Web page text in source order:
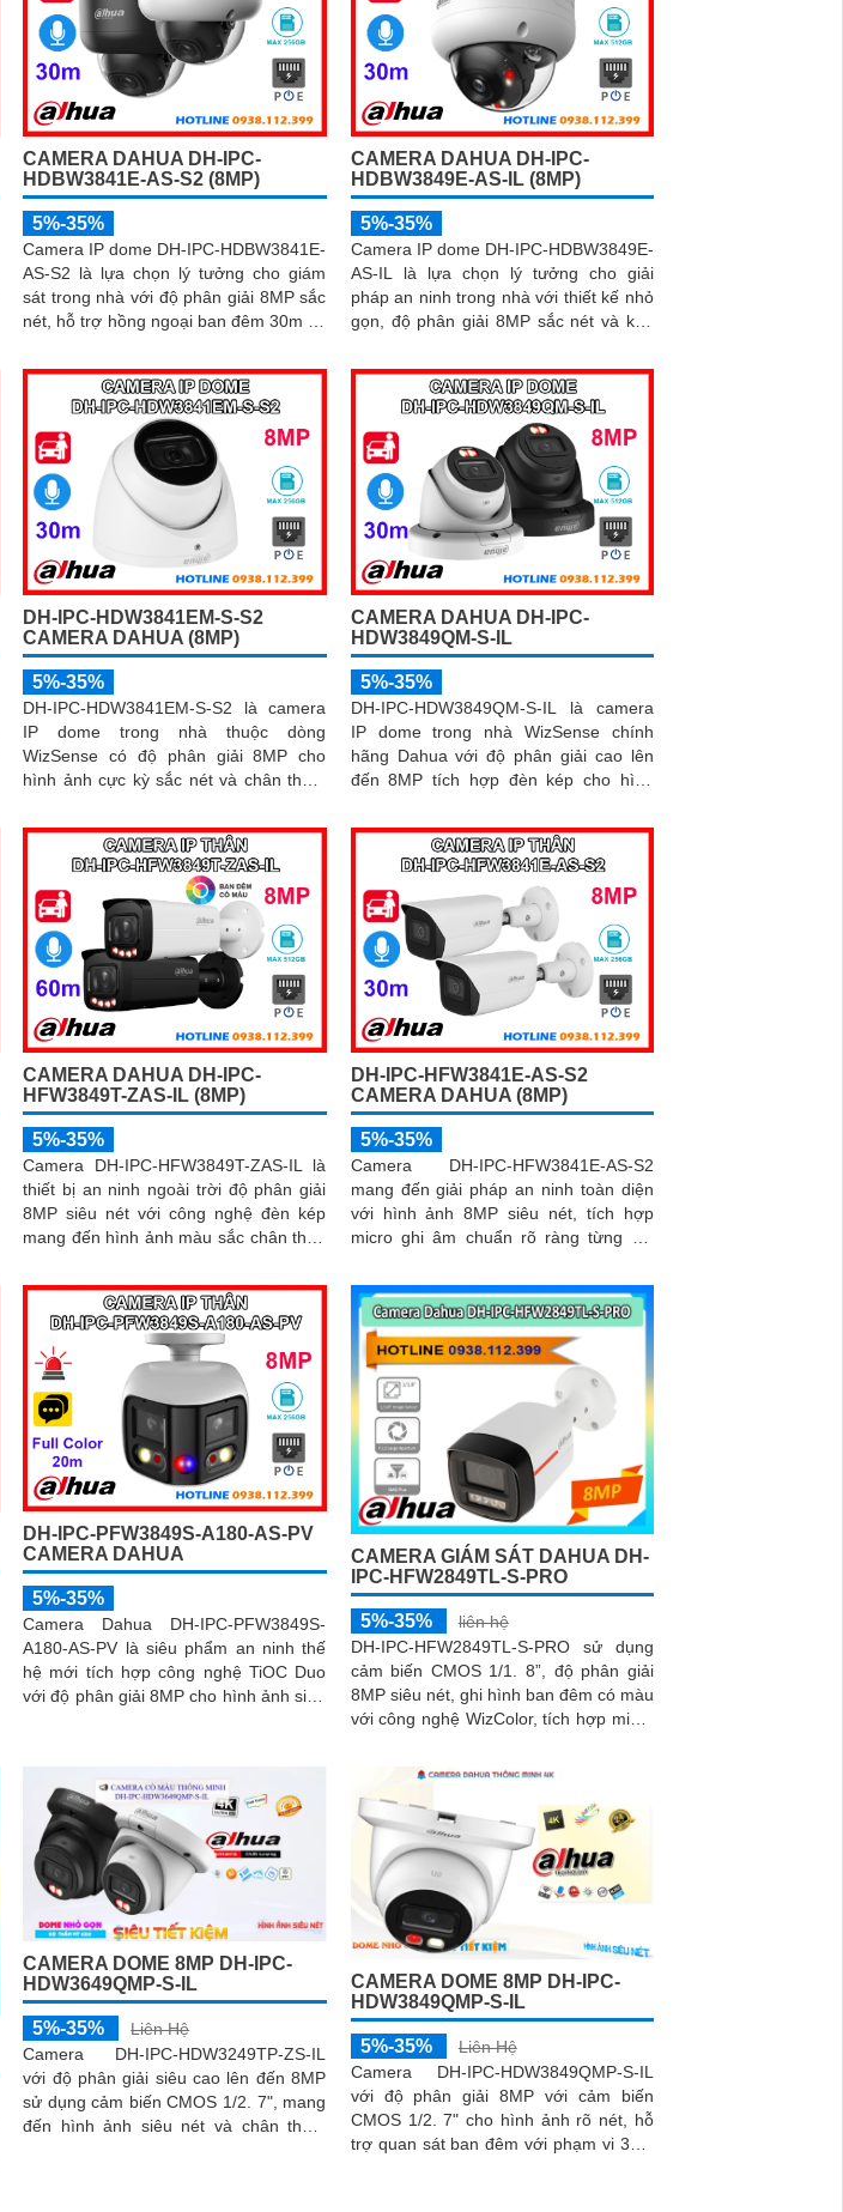
CAMERA DAHUA DH-IPC-
HDBW3841E-AS-S2 (8MP)
5%-35%
Camera IP dome DH-IPC-HDBW3841E-
AS-S2 là lựa chọn lý tưởng cho giám
sát trong nhà với độ phân giải 8MP sắc
nét, hỗ trợ hồng ngoại ban đêm 30m và
nghệ AI thông minh, camera có khả
năng nhận diện và phân biệt chuyển
động của người và phương tiện, tăng
độ chính xác trong cảnh báo an ninh
CAMERA DAHUA DH-IPC-
HDBW3849E-AS-IL (8MP)
5%-35%
Camera IP dome DH-IPC-HDBW3849E-
AS-IL là lựa chọn lý tưởng cho giải
pháp an ninh trong nhà với thiết kế nhỏ
gọn, độ phân giải 8MP sắc nét và khả
hồng ngoại 30m kết hợp đèn trợ sáng.
Tích hợp micro thu âm, khe cắm thẻ
nhớ đến 512GB và công nghệ AI thông
minh giúp phân biệt chính xác người và
phương tiện hỗ trợ POE, giảm thiểu
báo động giả hiệu quả
DH-IPC-HDW3841EM-S-S2
CAMERA DAHUA (8MP)
5%-35%
DH-IPC-HDW3841EM-S-S2 là camera
IP dome trong nhà thuộc dòng
WizSense có độ phân giải 8MP cho
hình ảnh cực kỳ sắc nét và chân thực.
âm, khe cắm thẻ nhớ 256GB cùng công
nghệ POE, camera mang đến sự tiện
lợi tối đa trong lắp đặt và sử dụng
CAMERA DAHUA DH-IPC-
HDW3849QM-S-IL
5%-35%
DH-IPC-HDW3849QM-S-IL là camera
IP dome trong nhà WizSense chính
hãng Dahua với độ phân giải cao lên
đến 8MP tích hợp đèn kép cho hình
ngoại 30m, camera đảm bảo ghi hình
rõ nét trong mọi điều kiện ánh sáng. Hỗ
trợ khe thẻ nhớ lên đến 512GB, tích
hợp micro ghi âm, chuẩn POE và khả
năng nhận diện chính xác người và
phương tiện giám sát an ninh tốt
CAMERA DAHUA DH-IPC-
HFW3849T-ZAS-IL (8MP)
5%-35%
Camera DH-IPC-HFW3849T-ZAS-IL là
thiết bị an ninh ngoài trời độ phân giải
8MP siêu nét với công nghệ đèn kép
mang đến hình ảnh màu sắc chân thực
ghi âm, khe thẻ nhớ lên đến 512GB và
khả năng nhận diện thông minh giúp
phân biệt chính xác giữa người và xe,
nâng cao hiệu quả giám sát với thiết kế
chuẩn IP67 chống bụi nước và hỗ trợ
PoE giá rẻ
DH-IPC-HFW3841E-AS-S2
CAMERA DAHUA (8MP)
5%-35%
Camera DH-IPC-HFW3841E-AS-S2
mang đến giải pháp an ninh toàn diện
với hình ảnh 8MP siêu nét, tích hợp
micro ghi âm chuẩn rõ ràng từng chi
camera có khả năng phân biệt người và
xe chính xác, giúp giám sát hiệu quả và
hạn chế cảnh báo giả
DH-IPC-PFW3849S-A180-AS-PV
CAMERA DAHUA
5%-35%
Camera Dahua DH-IPC-PFW3849S-
A180-AS-PV là siêu phẩm an ninh thế
hệ mới tích hợp công nghệ TiOC Duo
với độ phân giải 8MP cho hình ảnh siêu
hai chiều rõ ràng, cùng khe cắm thẻ
nhớ 256GB đáp ứng nhu cầu lưu trữ
dài hạn, thiết kế chuẩn IP67 chống bụi
nước, cấp nguồn POE
CAMERA GIÁM SÁT DAHUA DH-
IPC-HFW2849TL-S-PRO
5%-35%
liên hệ
DH-IPC-HFW2849TL-S-PRO sử dụng
cảm biến CMOS 1/1. 8”, độ phân giải
8MP siêu nét, ghi hình ban đêm có màu
với công nghệ WizColor, tích hợp micro
BLC, chuẩn IP67 giúp hoạt động ổn
tiết
CAMERA DOME 8MP DH-IPC-
HDW3649QMP-S-IL
5%-35%
Liên Hệ
Camera DH-IPC-HDW3249TP-ZS-IL
với độ phân giải siêu cao lên đến 8MP
sử dụng cảm biến CMOS 1/2. 7", mang
đến hình ảnh siêu nét và chân thực.
CAMERA DOME 8MP DH-IPC-
HDW3849QMP-S-IL
5%-35%
Liên Hệ
Camera DH-IPC-HDW3849QMP-S-IL
với độ phân giải 8MP với cảm biến
CMOS 1/2. 7" cho hình ảnh rõ nét, hỗ
trợ quan sát ban đêm với phạm vi 30m